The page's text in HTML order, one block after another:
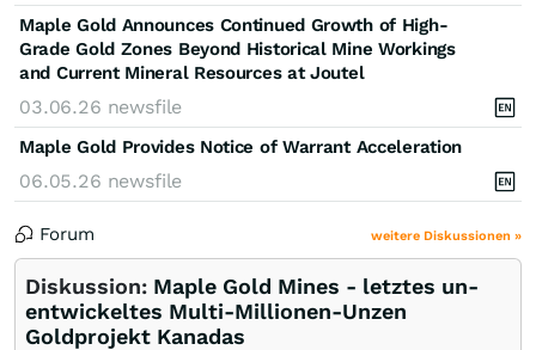
Maple Gold Announces Continued Growth of High-
Grade Gold Zones Beyond Historical Mine Workings
and Current Mineral Resources at Joutel
03.06.26 newsfile
Maple Gold Provides Notice of Warrant Acceleration
06.05.26 newsfile
Forum weitere Diskussionen »
Diskussion: Maple Gold Mines - letztes un-
entwickeltes Multi-Millionen-Unzen
Goldprojekt Kanadas